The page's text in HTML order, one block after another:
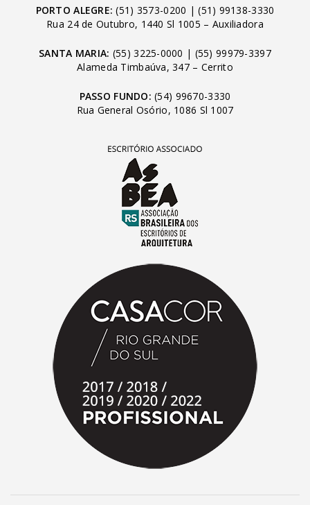
PORTO ALEGRE: (51) 3573-0200 |(51) 99138-3330
Rua 24 de Outubro, 1440 Sl 1005 – Auxiliadora
SANTA MARIA: (55) 3225-0000 | (55) 99979-3397
Alameda Timbaúva, 347 – Cerrito
PASSO FUNDO: (54) 99670-3330
Rua General Osório, 1086 Sl 1007